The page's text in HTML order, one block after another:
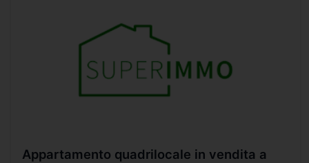
Appartamento quadrilocale in vendita a